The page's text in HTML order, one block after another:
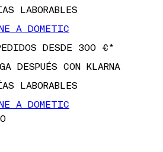
A DOMETIC
DESDE 300 €*
DESPUÉS CON KLARNA
LABORABLES
A DOMETIC